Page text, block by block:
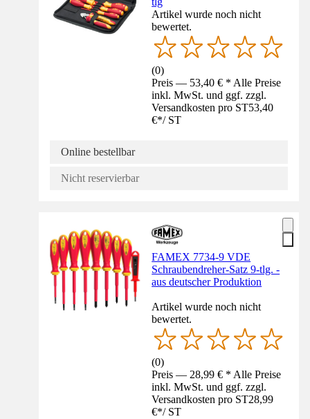
Artikel wurde noch nicht
bewertet.
(0)
Preis — 53,40 € * Alle Preise
inkl. MwSt. und ggf. zzgl.
Versandkosten pro ST53,40
€*/ ST
Online bestellbar
Nicht reservierbar
FAMEX 7734-9 VDE
Schraubendreher-Satz 9-tlg. -
aus deutscher Produktion
Artikel wurde noch nicht
bewertet.
(0)
Preis — 28,99 € * Alle Preise
inkl. MwSt. und ggf. zzgl.
Versandkosten pro ST28,99
€*/ ST